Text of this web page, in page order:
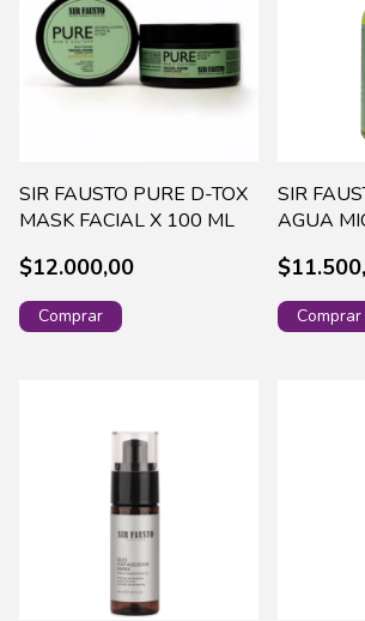
SIR FAUSTO PURE D-TOX
MASK FACIAL X 100 ML
$12.000,00
SIR
AGUA